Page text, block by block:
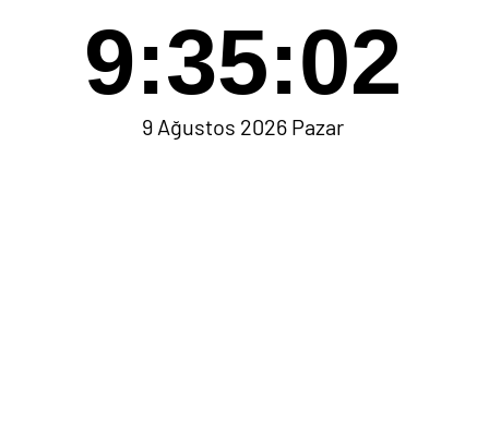
9:35:02
9 Ağustos 2026 Pazar